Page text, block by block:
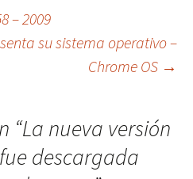
– 2009
su sistema operativo –
Chrome OS →
“La nueva versión
descargada